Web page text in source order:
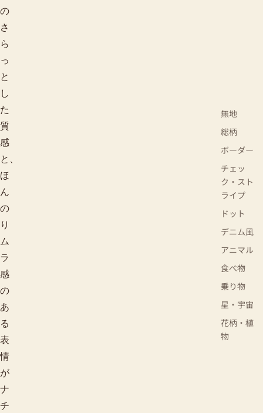
無地
総柄
ボーダー
チェッ
ク・スト
ライプ
ドット
デニム風
アニマル
食べ物
乗り物
星・宇宙
花柄・植
物
の
さ
ら
っ
と
し
た
質
感
と、
ほ
ん
の
り
ム
ラ
感
の
あ
る
表
情
が
ナ
チ